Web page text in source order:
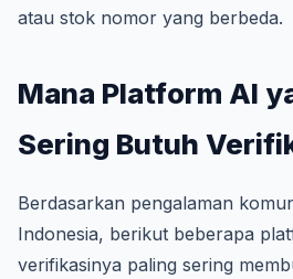
atau stok nomor yang berbeda.
Mana Platform AI
Sering Butuh
Berdasarkan pengalaman
Indonesia, berikut beberapa
verifikasinya paling sering